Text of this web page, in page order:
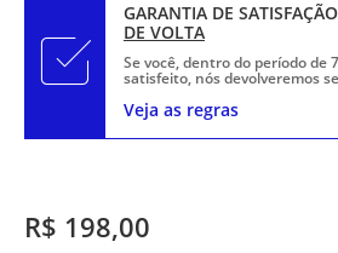
R$ 198,00
GARANTIA DE SATISFAÇÃO
DE VOLTA
Se você, dentro do período de
satisfeito, nós devolveremos
Veja as regras